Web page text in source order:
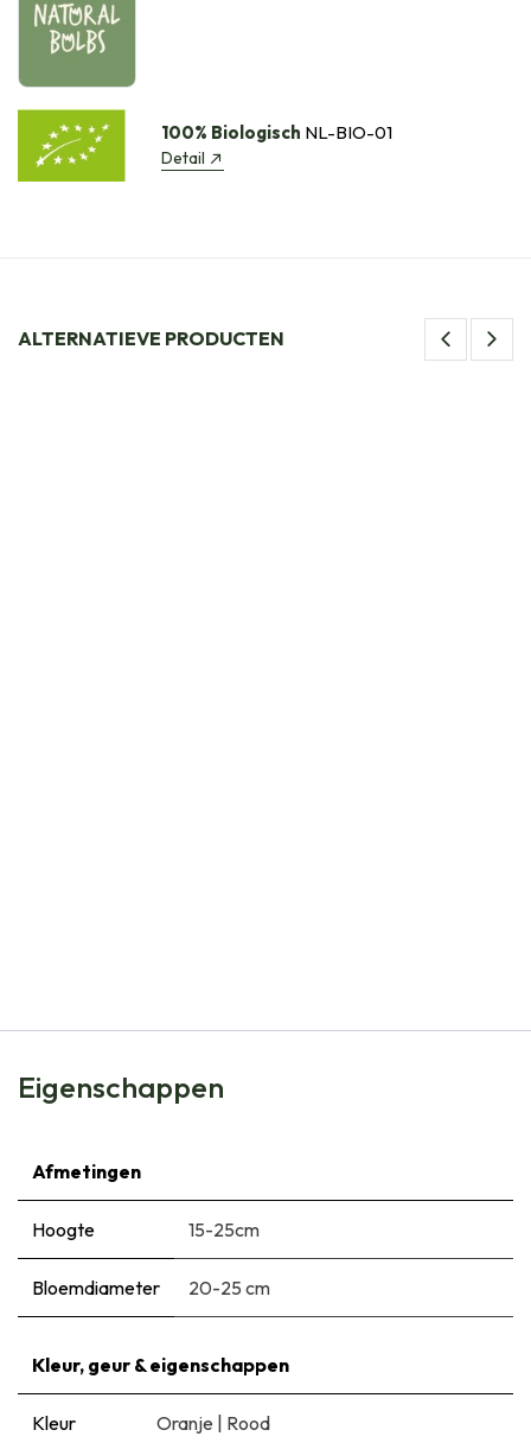
100% Biologisch NL-BIO-01
Detail
ALTERNATIEVE PRODUCTEN
Eigenschappen
Afmetingen
Hoogte 15-25cm
Bloemdiameter 20-25 cm
Kleur, geur & eigenschappen
Kleur Oranje | Rood